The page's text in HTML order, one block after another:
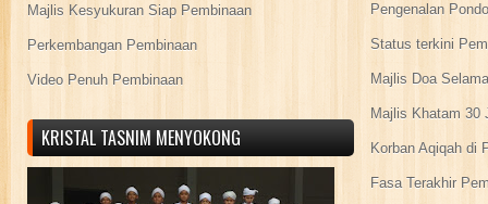
Majlis Kesyukuran Siap Pembinaan
Perkembangan Pembinaan
Video Penuh Pembinaan
KRISTAL TASNIM MENYOKONG
Pengenalan
Status terkini
Majlis Doa
Majlis Khatam 30
Korban Aqiqah di
Fasa Terakhir